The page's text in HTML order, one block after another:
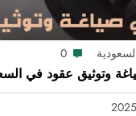
0
وتوثيق عقود في